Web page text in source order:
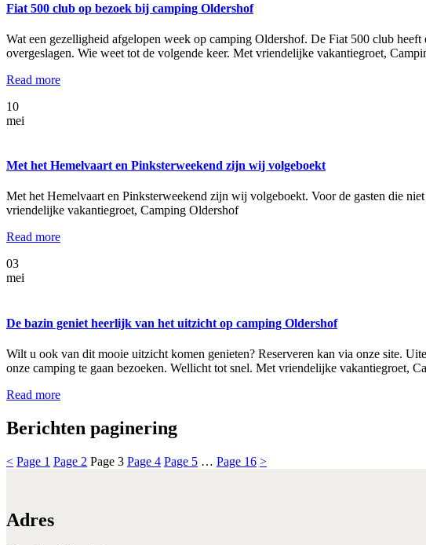
Fiat 500 club op bezoek bij camping Oldershof
Wat een gezelligheid afgelopen week op camping Oldershof. De Fiat 500 club
overgeslagen. Wie weet tot de volgende keer. Met vriendelijke vakantiegroet,
Read more
10
mei
Met het Hemelvaart en Pinksterweekend zijn wij volgeboekt
Met het Hemelvaart en Pinksterweekend zijn wij volgeboekt. Voor de gasten die
vriendelijke vakantiegroet, Camping Oldershof
Read more
03
mei
De bazin geniet heerlijk van het uitzicht op camping Oldershof
Wilt u ook van dit mooie uitzicht komen genieten? Reserveren kan via onze site.
onze camping te gaan bezoeken. Wellicht tot snel. Met vriendelijke vakantiegroet,
Read more
Berichten paginering
< Page 1 Page 2 Page 3 Page 4 Page 5 … Page 16 >
Adres